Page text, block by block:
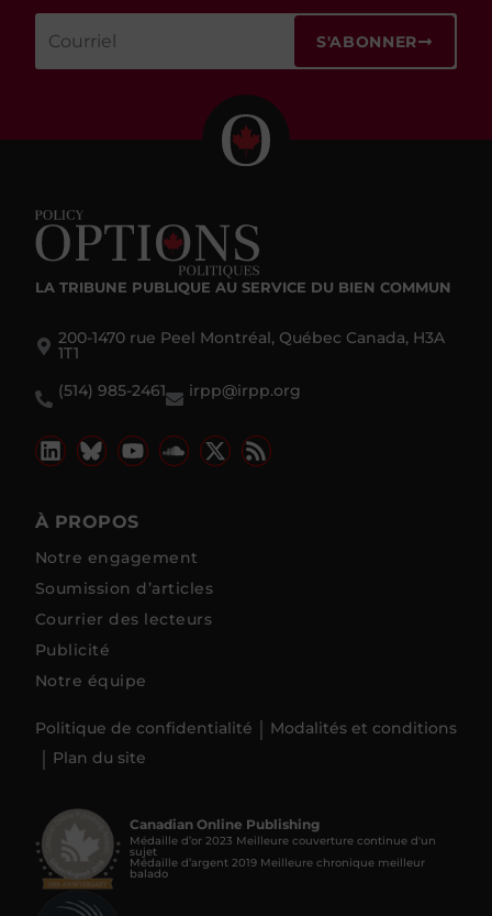
S'ABONNER
LA TRIBUNE PUBLIQUE AU SERVICE DU BIEN COMMUN
200-1470 rue Peel Montréal, Québec Canada, H3A
1T1
(514) 985-2461
irpp@irpp.org
À PROPOS
Notre engagement
Soumission d’articles
Courrier des lecteurs
Publicité
Notre équipe
Politique de confidentialité
Modalités et conditions
Plan du site
Canadian Online Publishing
Médaille d’or 2023 Meilleure couverture continue d'un
sujet
Médaille d’argent 2019 Meilleure chronique meilleur
balado